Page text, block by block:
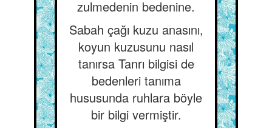
zulmedenin bedenine.
Sabah çağı kuzu anasını,
koyun kuzusunu nasıl
tanırsa Tanrı bilgisi de
bedenleri tanıma
hususunda ruhlara böyle
bir bilgi vermiştir.